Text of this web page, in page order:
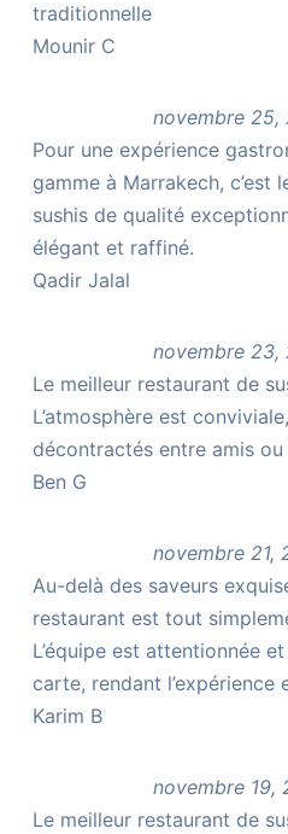
traditionnelle
Mounir C
novembre 25,
Pour une expérience
gamme à Marrakech, c’est
sushis de qualité
élégant et raffiné.
Qadir Jalal
novembre 23,
Le meilleur restaurant de
L’atmosphère est
décontractés entre amis
Ben G
novembre 21,
Au-delà des saveurs
restaurant est tout
L’équipe est attentionnée
carte, rendant l’expérience
Karim B
novembre 19,
Le meilleur restaurant de